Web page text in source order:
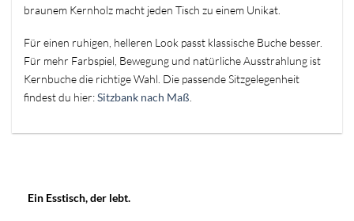
braunem Kernholz macht jeden Tisch zu einem Unikat.
Für einen ruhigen, helleren Look passt klassische Buche besser.
Für mehr Farbspiel, Bewegung und natürliche Ausstrahlung ist
Kernbuche die richtige Wahl. Die passende Sitzgelegenheit
findest du hier:Sitzbank nach Maß
Ein Esstisch, der lebt.